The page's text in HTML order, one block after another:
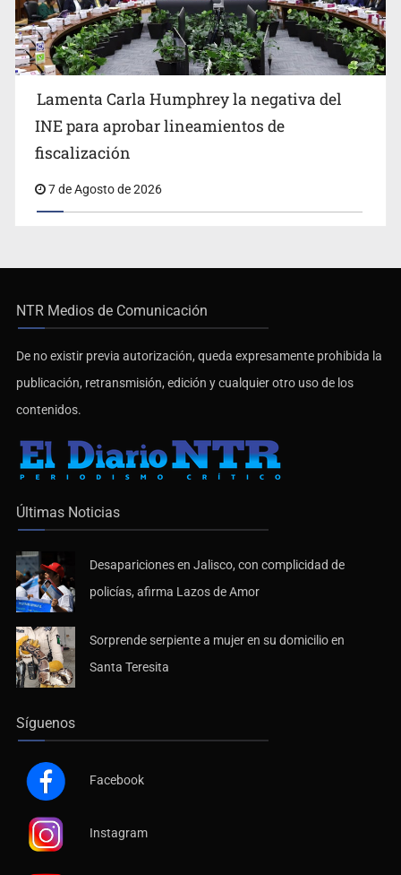
Lamenta Carla Humphrey la negativa del
INE para aprobar lineamientos de
fiscalización
7 de Agosto de 2026
NTR Medios de Comunicación
De no existir previa autorización, queda expresamente prohibida la
publicación, retransmisión, edición y cualquier otro uso de los
contenidos.
Últimas Noticias
Desapariciones en Jalisco, con complicidad de
policías, afirma Lazos de Amor
Sorprende serpiente a mujer en su domicilio en
Santa Teresita
Síguenos
Facebook
Instagram